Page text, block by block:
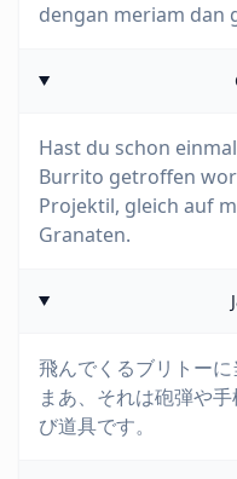
dengan meriam dan
Hast du schon
Burrito getroffen
Projektil, gleich auf
Granaten.
飛んでくるブリトー
まあ、それは砲弾や
び道具です。